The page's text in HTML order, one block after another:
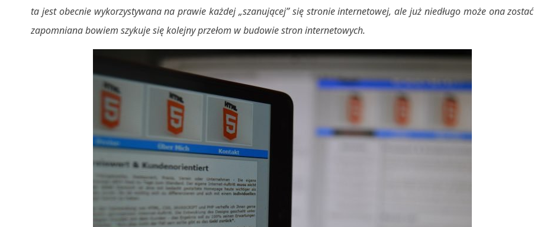
ta jest obecnie wykorzystywana na prawie każdej „szanującej” się stronie internetowej, ale już niedługo może ona zostać
zapomniana bowiem szykuje się kolejny przełom w budowie stron internetowych.